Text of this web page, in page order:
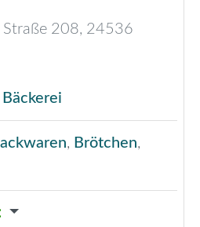
Straße 208, 24536
Bäckerei
, Brötchen,